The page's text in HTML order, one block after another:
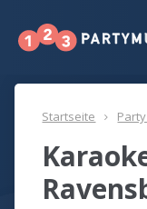
Startseite Party